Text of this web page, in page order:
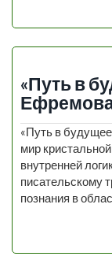
«Путь в
«Путь в
мир
внутренней
писательскому
познания в